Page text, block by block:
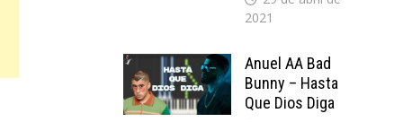
2021
Anuel AA Bad
Bunny – Hasta
Que Dios Diga